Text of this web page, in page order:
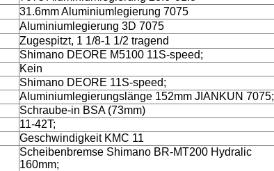
31.6mm Aluminiumlegierung 7075
Aluminiumlegierung 3D 7075
Zugespitzt, 1 1/8-1 1/2 tragend
Shimano DEORE M5100 11S-speed;
Kein
Shimano DEORE 11S-speed;
Aluminiumlegierungslänge 152mm JIANKUN 7075;
Schraube-in BSA (73mm)
11-42T;
Geschwindigkeit KMC 11
Scheibenbremse Shimano BR-MT200 Hydralic
160mm;